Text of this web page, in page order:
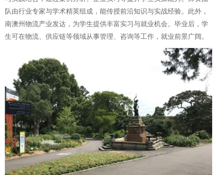
队由行业专家与学术精英组成，能传授前沿知识与实战经验。此外，
南澳州物流产业发达，为学生提供丰富实习与就业机会。毕业后，学
生可在物流、供应链等领域从事管理、咨询等工作，就业前景广阔。